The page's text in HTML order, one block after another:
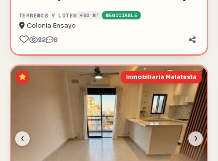
TERRENOS Y LOTES 450 M² NEGOCIABLE
Colonia Ensayo
92 0
‹ ›
Inmobiliaria Malatesta